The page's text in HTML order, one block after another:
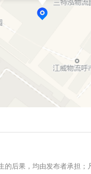
的后果，均由发布者承担